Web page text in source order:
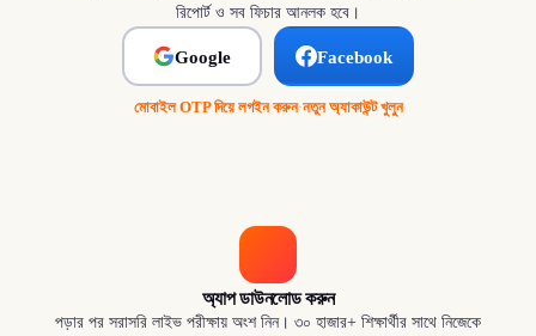
রিপোর্ট ও সব ফিচার আনলক হবে।
Google Facebook
মোবাইল OTP দিয়ে লগইন করুন·নতুন অ্যাকাউন্ট খুলুন
অ্যাপ ডাউনলোড করুন
পড়ার পর সরাসরি লাইভ পরীক্ষায় অংশ নিন। ৩০ হাজার+ শিক্ষার্থীর সাথে নিজেকে